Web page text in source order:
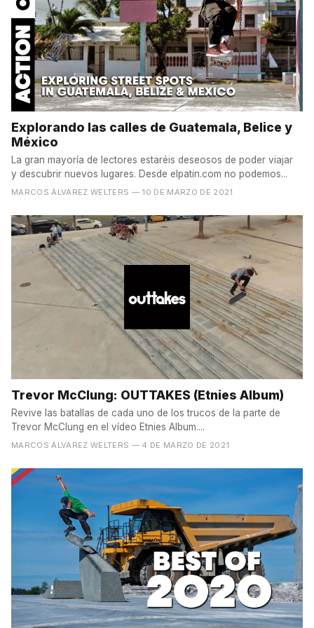
Explorando las calles de Guatemala, Belice y
México
La gran mayoría de lectores estaréis deseosos de poder viajar
y descubrir nuevos lugares. Desde elpatin.com no podemos...
MARCOS ÁLVAREZ WELTERS — 10 DE MARZO DE 2021
Trevor McClung: OUTTAKES (Etnies Album)
Revive las batallas de cada uno de los trucos de la parte de
Trevor McClung en el vídeo Etnies Album....
MARCOS ÁLVAREZ WELTERS — 4 DE MARZO DE 2021